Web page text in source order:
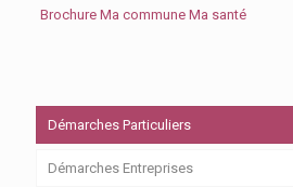
Brochure Ma commune Ma santé
Démarches Particuliers
Démarches Entreprises